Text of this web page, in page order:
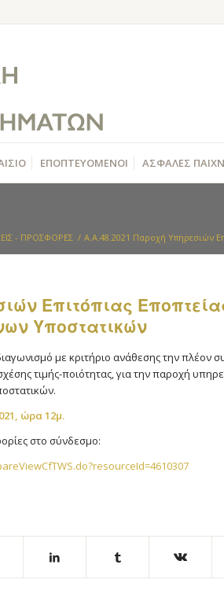
ΕΠΟΠΤΕΥΟΜΕΝΟΙ ΑΣΦΑΛΕΣ
- ΠΡΟΣΦΟΡΕΣ / Α.Α.48.2021 Παροχή Υπηρεσιών
Επιτόπιας
Υποστατικών
με κριτήριο ανάθεσης την πλέον
τιμής-ποιότητας, για την παροχή
ώρα 12μ.
στο σύνδεσμο: